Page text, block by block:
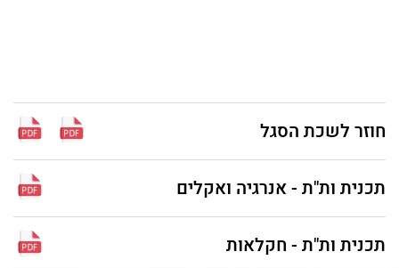
חוזר לשכת הסגל
תכנית ות"ת - אנרגיה ואקלים
תכנית ות"ת - חקלאות